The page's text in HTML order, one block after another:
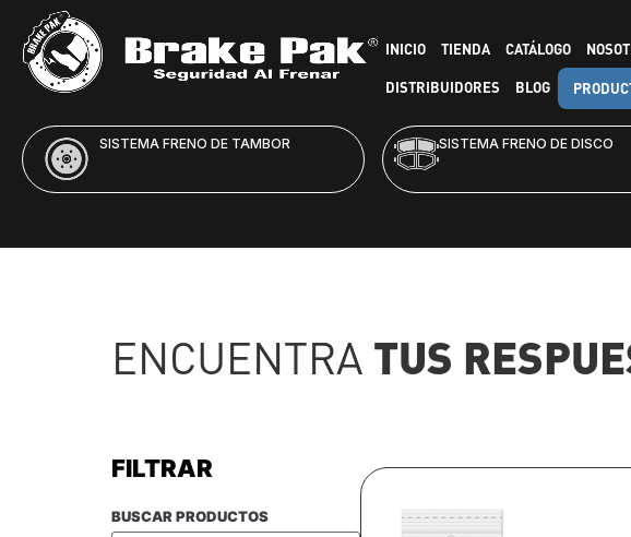
INICIO TIENDA CATÁLOGO
DISTRIBUIDORES BLOG
SISTEMA FRENO DE DISCO HIDRAÚLICOS
ENCUENTRA TUS
FILTRAR
BUSCAR PRODUCTOS